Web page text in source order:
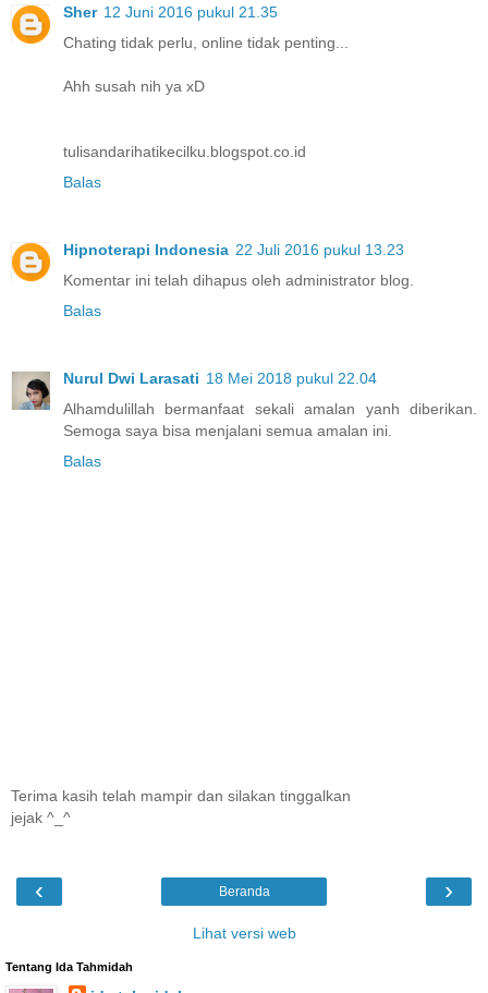
Sher 12 Juni 2016 pukul 21.35
Chating tidak perlu, online tidak penting...
Ahh susah nih ya xD
tulisandarihatikecilku.blogspot.co.id
Balas
Hipnoterapi Indonesia 22 Juli 2016 pukul 13.23
Komentar ini telah dihapus oleh administrator blog.
Balas
Nurul Dwi Larasati 18 Mei 2018 pukul 22.04
Alhamdulillah bermanfaat sekali amalan yanh diberikan.
Semoga saya bisa menjalani semua amalan ini.
Balas
Terima kasih telah mampir dan silakan tinggalkan
jejak ^_^
‹ ›
Beranda
Lihat versi web
Tentang Ida Tahmidah